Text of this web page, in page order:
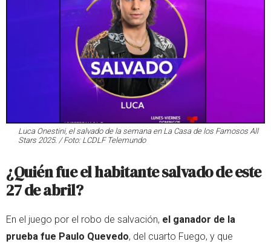
Luca Onestini, el salvado de la semana en La Casa de los Famosos All
Stars 2025. / Foto: LCDLF Telemundo
¿Quién fue el habitante salvado de este
27 de abril?
En el juego por el robo de salvación, el ganador de la
prueba fue Paulo Quevedo, del cuarto Fuego, y que